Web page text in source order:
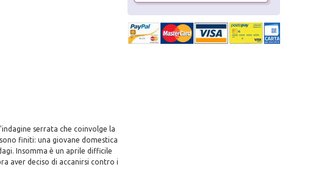
serrata che coinvolge la
finiti: una giovane domestica
Insomma è un aprile difficile
aver deciso di accanirsi contro i
modulo di iscrizione